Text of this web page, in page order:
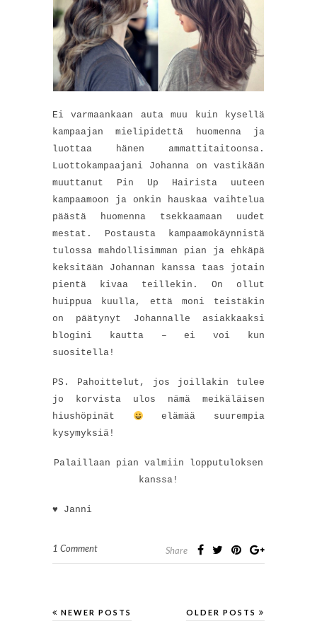
Ei varmaankaan auta muu kuin kysellä
kampaajan mielipidettä huomenna ja
luottaa hänen ammattitaitoonsa.
Luottokampaajani Johanna on vastikään
muuttanut Pin Up Hairista uuteen
kampaamoon ja onkin hauskaa vaihtelua
päästä huomenna tsekkaamaan uudet
mestat. Postausta kampaamokäynnistä
tulossa mahdollisimman pian ja ehkäpä
keksitään Johannan kanssa taas jotain
pientä kivaa teillekin. On ollut
huippua kuulla, että moni teistäkin
on päätynyt Johannalle asiakkaaksi
blogini kautta – ei voi kun
suositella!
PS. Pahoittelut, jos joillakin tulee
jo korvista ulos nämä meikäläisen
hiushöpinät
elämää suurempia
kysymyksiä!
Palaillaan pian valmiin lopputuloksen
kanssa!
♥ Janni
1 Comment Share
OLDER POSTS
NEWER POSTS